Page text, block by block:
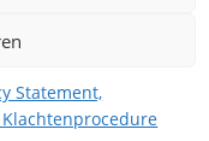
Statement,